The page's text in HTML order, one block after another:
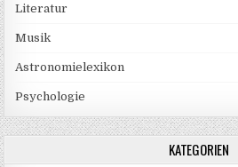
Literatur
Musik
Astronomielexikon
Psychologie
KATEGORIEN